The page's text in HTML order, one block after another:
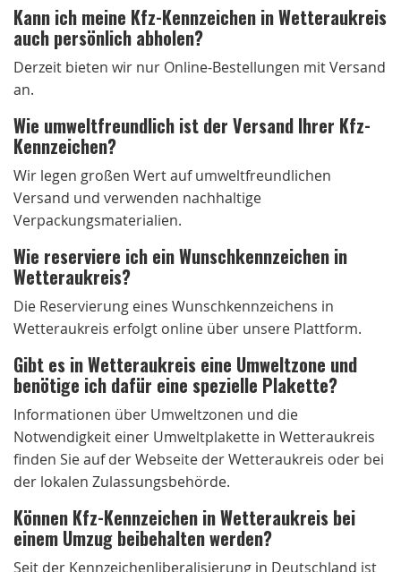
Kann ich meine Kfz-Kennzeichen in Wetteraukreis
auch persönlich abholen?
Derzeit bieten wir nur Online-Bestellungen mit Versand
an.
Wie umweltfreundlich ist der Versand Ihrer Kfz-
Kennzeichen?
Wir legen großen Wert auf umweltfreundlichen
Versand und verwenden nachhaltige
Verpackungsmaterialien.
Wie reserviere ich ein Wunschkennzeichen in
Wetteraukreis?
Die Reservierung eines Wunschkennzeichens in
Wetteraukreis erfolgt online über unsere Plattform.
Gibt es in Wetteraukreis eine Umweltzone und
benötige ich dafür eine spezielle Plakette?
Informationen über Umweltzonen und die
Notwendigkeit einer Umweltplakette in Wetteraukreis
finden Sie auf der Webseite der Wetteraukreis oder bei
der lokalen Zulassungsbehörde.
Können Kfz-Kennzeichen in Wetteraukreis bei
einem Umzug beibehalten werden?
Seit der Kennzeichenliberalisierung in Deutschland ist